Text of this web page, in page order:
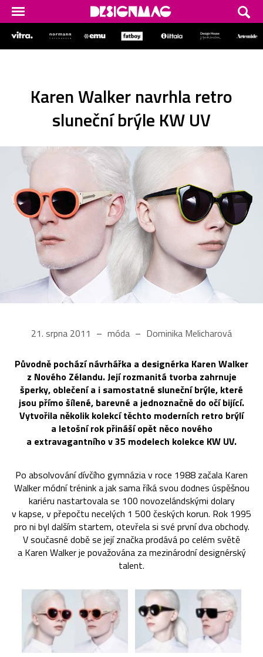
Karen Walker navrhla retro
sluneční brýle KW UV
21. srpna 2011 móda Dominika Melicharová
Původně pochází návrhářka a designérka Karen Walker
z Nového Zélandu. Její rozmanitá tvorba zahrnuje
šperky, oblečení a i samostatné sluneční brýle, které
jsou přímo šílené, barevné a jednoznačně do očí bijící.
Vytvořila několik kolekcí těchto moderních retro brýlí
a letošní rok přináší opět něco nového
a extravagantního v 35 modelech kolekce KW UV.
Po absolvování dívčího gymnázia v roce 1988 začala Karen
Walker módní trénink a jak sama říká svou dodnes úspěšnou
kariéru nastartovala se 100 novozelándskými dolary
v kapse, v přepočtu necelých 1 500 českých korun. Rok 1995
pro ni byl dalším startem, otevřela si své první dva obchody.
V současné době se její značka prodává po celém světě
a Karen Walker je považována za mezinárodní designérský
talent.